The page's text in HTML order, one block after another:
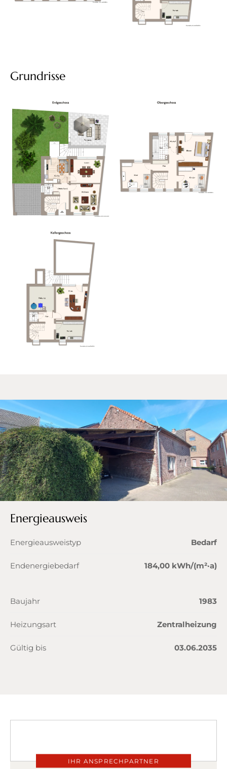
Grundrisse
Energieausweis
Energieausweistyp Bedarf
Endenergiebedarf 184,00 kWh/(m²·a)
Baujahr 1983
Heizungsart Zentralheizung
Gültig bis 03.06.2035
IHR ANSPRECHPARTNER